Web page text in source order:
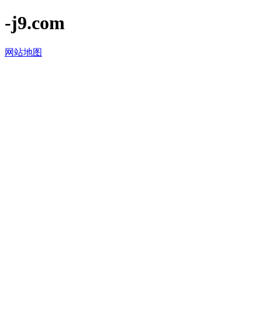
-j9.com
网站地图